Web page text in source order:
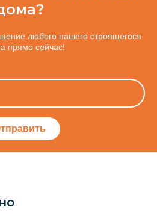
любого нашего строящегося
прямо сейчас!